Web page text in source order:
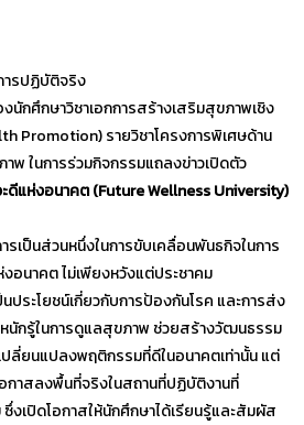
ารปฏิบัติจริง
นักศึกษาวิชาเอกการสร้างเสริมสุขภาพเชิง
Promotion) รายวิชาโครงการพิเศษด้าน
พ ในการร่วมกิจกรรมแถลงข่าวเปิดตัว
ดีแห่งอนาคต (Future Wellness University)
เป็นส่วนหนึ่งในการขับเคลื่อนพันธกิจในการ
อนาคต ไม่เพียงหวังแต่ประชาคม
ประโยชน์เกี่ยวกับการป้องกันโรค และการส่ง
นักรู้ในการดูแลสุขภาพ ช่วยสร้างวัฒนธรรม
ปลี่ยนแปลงพฤติกรรมที่ดีในอนาคตเท่านั้น แต่
กาสลงพื้นที่จริงในสถานที่ปฏิบัติงานที่
งเปิดโอกาสให้นักศึกษาได้เรียนรู้และสัมผัส